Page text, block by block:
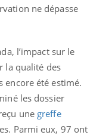
ne dépasse
l’impact sur le
la qualité des
encore été estimé.
les dossier
une greffe
Parmi eux, 97 ont